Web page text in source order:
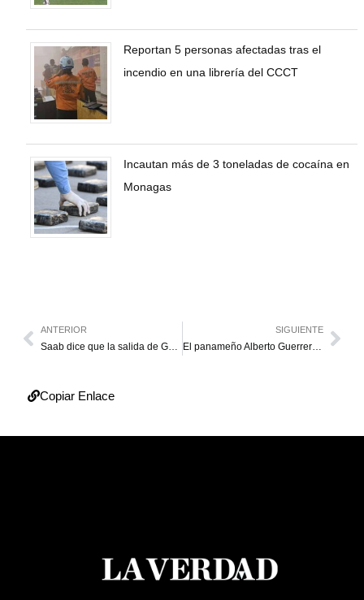
Reportan 5 personas afectadas tras el
incendio en una librería del CCCT
Incautan más de 3 toneladas de cocaína en
Monagas
ANTERIOR
Saab dice que la salida de González Urrutia es el final de una obra “bufa”
SIGUIENTE
El panameño Alberto Guerrero reforzará el pitcheo zuliano
Copiar Enlace